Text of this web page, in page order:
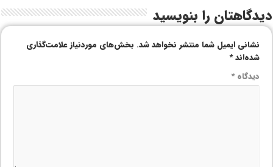
دیدگاهتان را بنویسید
نشانی ایمیل شما منتشر نخواهد شد. بخش‌های موردنیاز علامت‌گذاری
شده‌اند*
دیدگاه*